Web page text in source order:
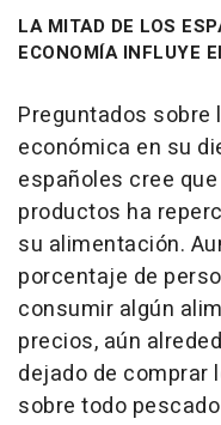
LA MITAD DE LOS
ECONOMÍA INFLUYE
Preguntados
económica en su
españoles cree
productos ha
su alimentación.
porcentaje de
consumir algún
precios, aún
dejado de comprar
sobre todo